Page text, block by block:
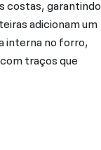
costas, garantindo
adicionam um
interna no forro,
traços que